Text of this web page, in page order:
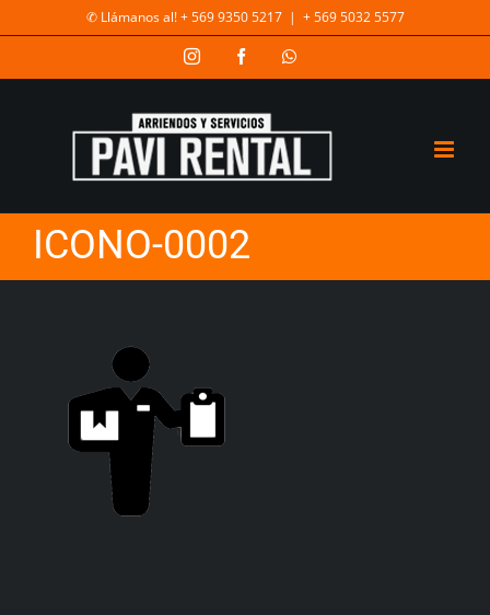
✆ Llámanos al! + 569 9350 5217 | + 569 5032 5577
ICONO-0002